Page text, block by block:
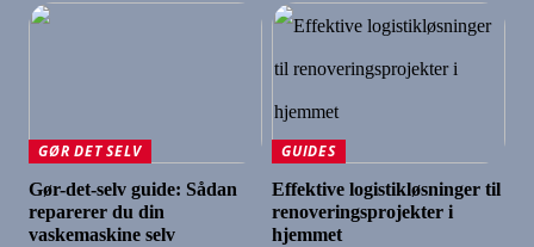
GØR DET SELV
Gør-det-selv guide: Sådan
reparerer du din
vaskemaskine selv
GUIDES
Effektive logistikløsninger til
renoveringsprojekter i
hjemmet